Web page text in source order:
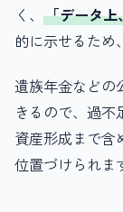
く、 「データ
的に示せるため
遺族年金などの
きるので、過不
資産形成まで含
位置づけられま